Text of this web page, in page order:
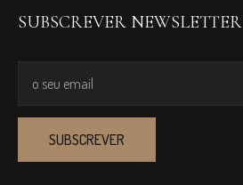
SUBSCREVER NEWSLETTER